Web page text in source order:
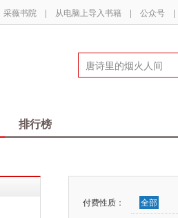
采薇书院 | 从电脑上导入书籍 | 公众号 |
排行榜
付费性质： 全部